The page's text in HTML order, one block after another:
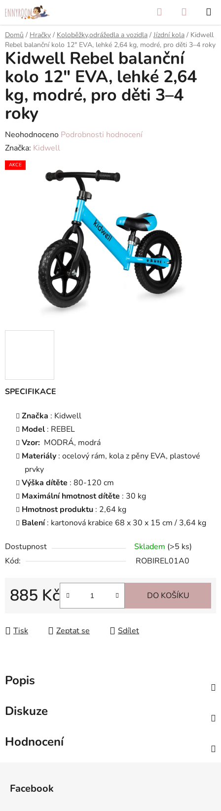
na
obsah
Hledat
KOŠÍK
Domů / Hračky / Koloběžky,odrážedla a vozidla / Jízdní kola / Kidwell
Rebel balanční kolo 12" EVA, lehké 2,64 kg, modré, pro děti 3–4 roky
SPECIFIKACE
Značka : Kidwell
Model : REBEL
Vzor: MODRÁ, modrá
Materiály : ocelový rám, kola z pěny EVA, plastové
prvky
Výška dítěte : 80-120 cm
Maximální hmotnost dítěte : 30 kg
Hmotnost produktu : 2,64 kg
Balení: kartonová krabice 68 x 30 x 15 cm / 3,64 kg
Dostupnost Skladem (>5 ks)
Kód:
ROBIREL01A0
885 Kč DO KOŠÍKU
Tisk Zeptat se Sdílet
Kidwell Rebel balanční
kolo 12" EVA, lehké 2,64
kg, modré, pro děti 3–4
roky
Průměrné
hodnocení
produktu
Neohodnoceno Podrobnosti hodnocení
Značka: Kidwell
AKCE
Popis
Diskuze
Hodnocení
Facebook